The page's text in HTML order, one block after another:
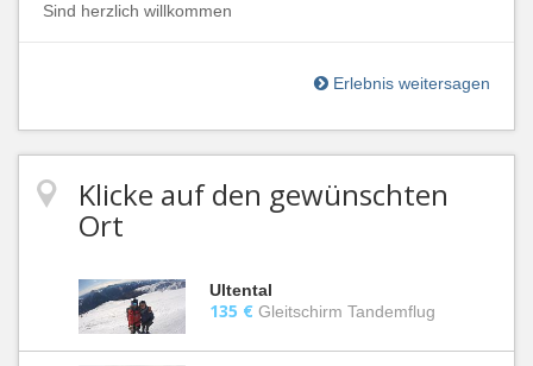
Sind herzlich willkommen
Erlebnis weitersagen
Klicke auf den gewünschten
Ort
Ultental
135 € Gleitschirm Tandemflug